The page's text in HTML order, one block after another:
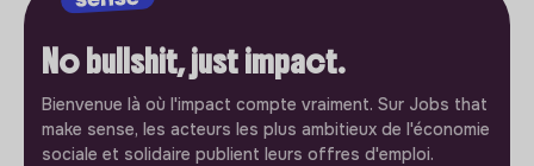
No bullshit, just impact.
Bienvenue là où l'impact compte vraiment. Sur Jobs that
make sense, les acteurs les plus ambitieux de l'économie
sociale et solidaire publient leurs offres d'emploi.